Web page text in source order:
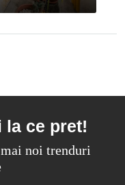
la ce pret!
noi trenduri